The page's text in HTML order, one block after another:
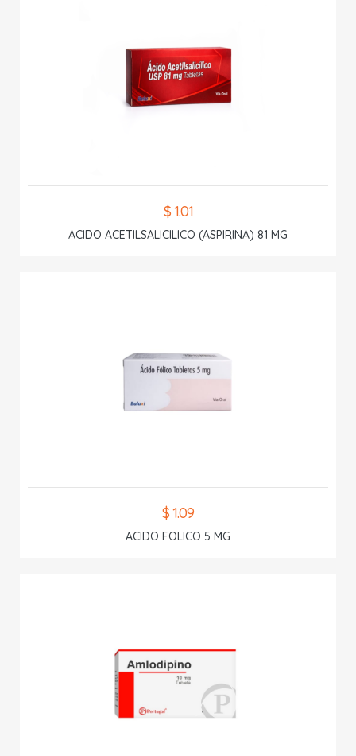
$ 1.01
ACIDO ACETILSALICILICO (ASPIRINA) 81 MG
$ 1.09
ACIDO FOLICO 5 MG